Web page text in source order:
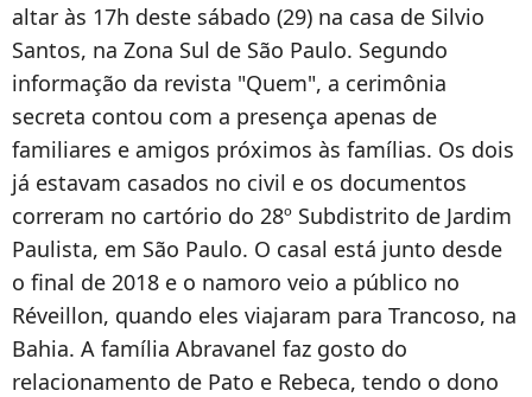
altar às 17h deste sábado (29) na casa de Silvio
Santos, na Zona Sul de São Paulo. Segundo
informação da revista "Quem", a cerimônia
secreta contou com a presença apenas de
familiares e amigos próximos às famílias. Os dois
já estavam casados no civil e os documentos
correram no cartório do 28º Subdistrito de Jardim
Paulista, em São Paulo. O casal está junto desde
o final de 2018 e o namoro veio a público no
Réveillon, quando eles viajaram para Trancoso, na
Bahia. A família Abravanel faz gosto do
relacionamento de Pato e Rebeca, tendo o dono